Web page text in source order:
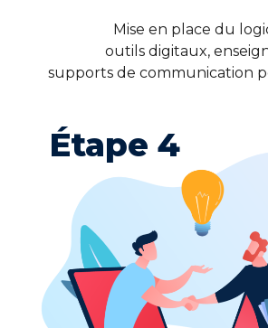
Mise en place du
outils digitaux,
supports de communication
Étape 4